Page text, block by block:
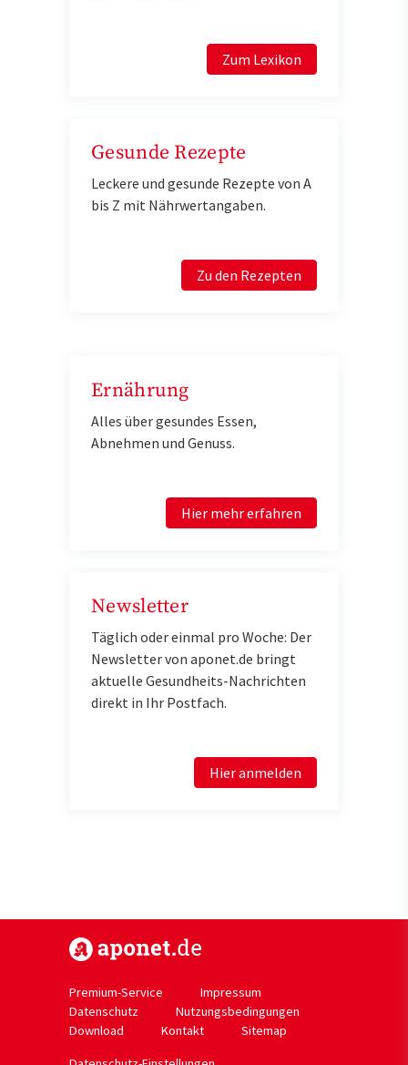
Zum Lexikon
Gesunde Rezepte
Leckere und gesunde Rezepte von A
bis Z mit Nährwertangaben.
Zu den Rezepten
Ernährung
Alles über gesundes Essen,
Abnehmen und Genuss.
Hier mehr erfahren
Newsletter
Täglich oder einmal pro Woche: Der
Newsletter von aponet.de bringt
aktuelle Gesundheits-Nachrichten
direkt in Ihr Postfach.
Hier anmelden
Premium-Service
Impressum
Datenschutz
Nutzungsbedingungen
Download
Kontakt
Sitemap